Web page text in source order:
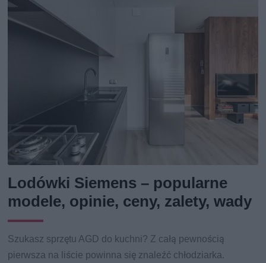
Lodówki Siemens – popularne
modele, opinie, ceny, zalety, wady
Szukasz sprzętu AGD do kuchni? Z całą pewnością
pierwsza na liście powinna się znaleźć chłodziarka.